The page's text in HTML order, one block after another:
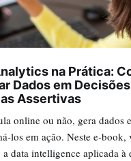
na Prática:
Dados em Decisões
Assertivas
online ou não, gera dados
los em ação. Neste e-book,
data intelligence aplicada à